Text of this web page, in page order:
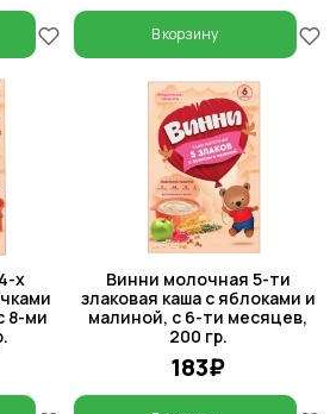
В корзину
х
8-ми
Винни молочная 5-ти
злаковая каша с яблоками и
малиной, с 6-ти месяцев,
200 гр.
183₽